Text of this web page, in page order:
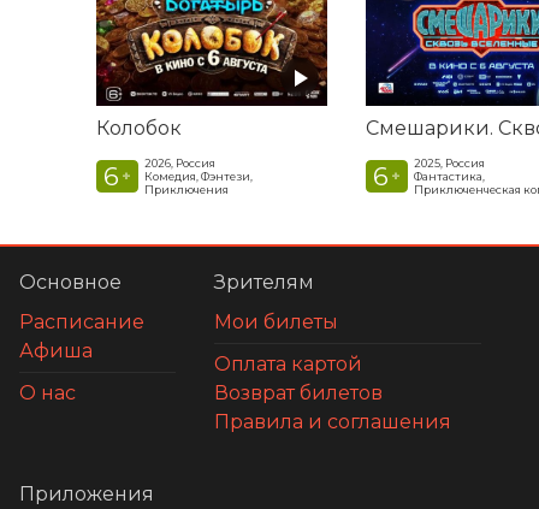
Колобок
6 +
2026, Россия
Комедия, Фэнтези,
Приключения
6 +
2025, Россия
Фантастика,
Приключенческая
Основное
Расписание
Афиша
О нас
Зрителям
Мои билеты
Оплата картой
Возврат билетов
Правила и соглашения
Приложения